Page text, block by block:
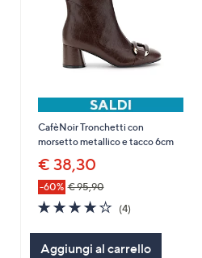
CafèNoir Tronchetti con
morsetto metallico e tacco 6cm
€ 38,30
-60% € 95,90
3.8
of
5
Stars
(4)4
Aggiungi al carrello